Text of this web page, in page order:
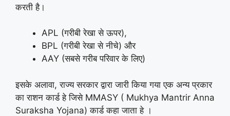
करती है।
APL (गरीबी रेखा से ऊपर),
BPL (गरीबी रेखा से नीचे) और
AAY (सबसे गरीब परिवार के लिए)
इसके अलावा, राज्य सरकार द्वारा जारी किया गया एक अन्य प्रकार
का राशन कार्ड हे जिसे MMASY ( Mukhya Mantrir Anna
Suraksha Yojana) कार्ड कहा जाता हे ।